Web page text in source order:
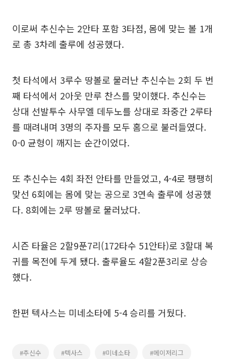
이로써 추신수는 2안타 포함 3타점, 몸에 맞는 볼 1개
로 총 3차례 출루에 성공했다.
첫 타석에서 3루수 땅볼로 물러난 추신수는 2회 두 번
째 타석에서 2아웃 만루 찬스를 맞이했다. 추신수는
상대 선발투수 사무엘 데두노를 상대로 좌중간 2루타
를 때려내며 3명의 주자를 모두 홈으로 불러들였다.
0-0 균형이 깨지는 순간이었다.
또 추신수는 4회 좌전 안타를 만들었고, 4-4로 팽팽히
맞선 6회에는 몸에 맞는 공으로 3연속 출루에 성공했
다. 8회에는 2루 땅볼로 물러났다.
시즌 타율은 2할9푼7리(172타수 51안타)로 3할대 복
귀를 목전에 두게 됐다. 출루율도 4할2푼3리로 상승
했다.
한편 텍사스는 미네소타에 5-4 승리를 거뒀다.
#추신수 #텍사스 #미네소타 #메이저리그